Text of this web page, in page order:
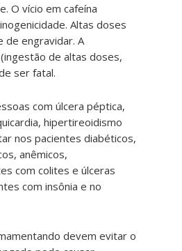
O vício em cafeína
Altas doses
de engravidar. A
de altas doses,
ser fatal.
com úlcera péptica,
hipertireoidismo
nos pacientes diabéticos,
anêmicos,
com colites e úlceras
com insônia e no
devem evitar o